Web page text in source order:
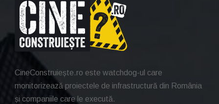
CineConstruiește.ro este watchdog-ul care
monitorizează proiectele de infrastructură din România
și companiile care le execută.